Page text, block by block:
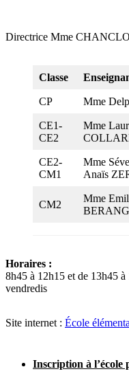
Directrice Mme
Classe
CP Mme
CE1-
CE2
Mme
CE2-
CM1
Mme
Anaïs
CM2
Mme
Horaires :
8h45 à 12h15 et de 13h45
vendredis
Site internet : École
Inscription à l’école